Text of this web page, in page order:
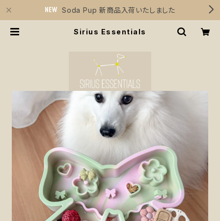
Soda Pup 新商品入荷いたしました
Sirius Essentials